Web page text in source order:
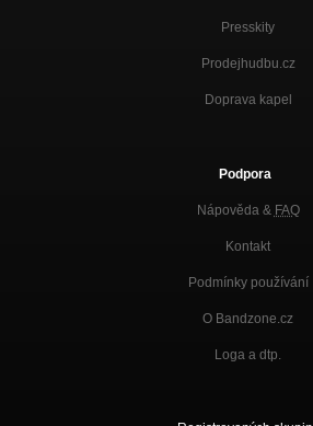
Presskity
Prodejhudbu.cz
Doprava kapel
Podpora
Nápověda & FAQ
Kontakt
Podmínky používání
O Bandzone.cz
Loga a dtp.